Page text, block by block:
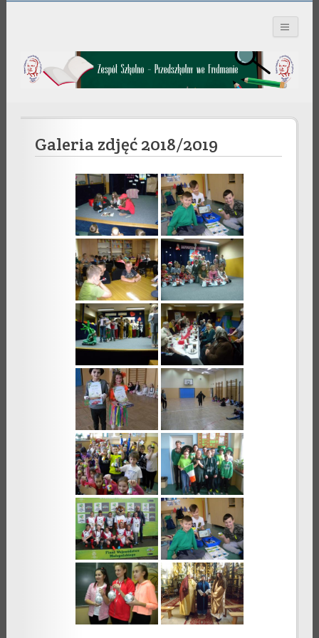
Zespół Szkolno –
Przedszkolny we
Frydmanie
Galeria zdjęć 2018/2019